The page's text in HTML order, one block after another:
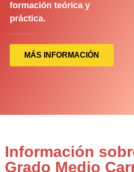
formación teórica y
práctica.
MÁS INFORMACIÓN
Información
Grado Medio